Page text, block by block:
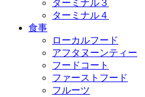
ターミナル３
ターミナル４
食事
ローカルフード
アフタヌーンティー
フードコート
ファーストフード
フルーツ